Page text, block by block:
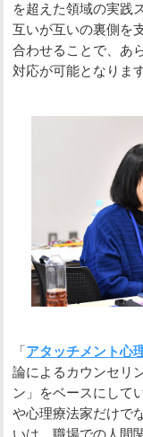
を超えた領域の実践
互いが互いの裏側を
合わせることで、あ
対応が可能となります
「アタッチメント心
論によるカウンセリ
ン」をベースにして
や心理療法家だけで